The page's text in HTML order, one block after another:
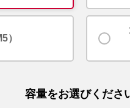
）
容量をお選びくださ